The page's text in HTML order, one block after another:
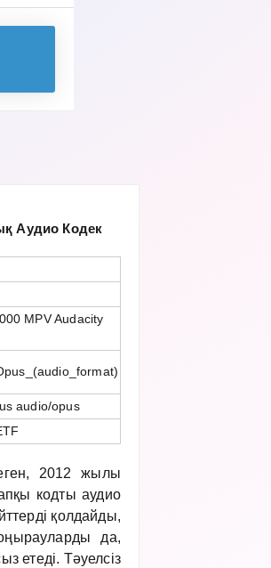
Аудио Кодек
MPV Audacity
audio/opus
2012 жылы
кодты аудио
қолдайды,
да,
етеді. Тәуелсіз